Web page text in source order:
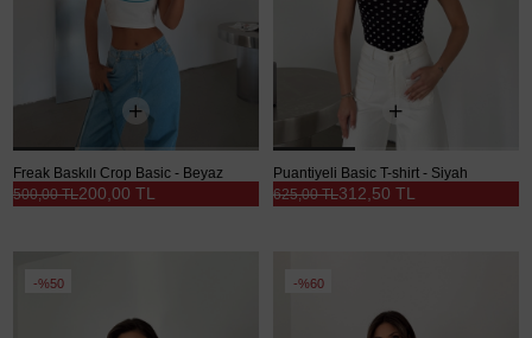
Freak Baskılı Crop Basic - Beyaz
200,00 TL
500,00 TL
Puantiyeli Basic T-shirt - Siyah
312,50 TL
625,00 TL
%50 %60